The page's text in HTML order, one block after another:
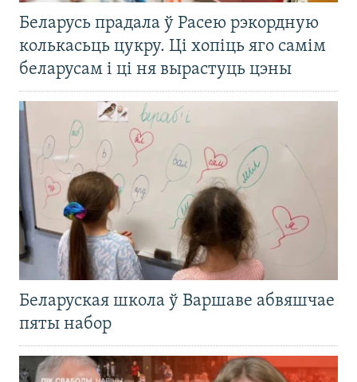
Беларусь прадала ў Расею рэкордную
колькасьць цукру. Ці хопіць яго самім
беларусам і ці ня вырастуць цэны
Беларуская школа ў Варшаве абвяшчае
пяты набор